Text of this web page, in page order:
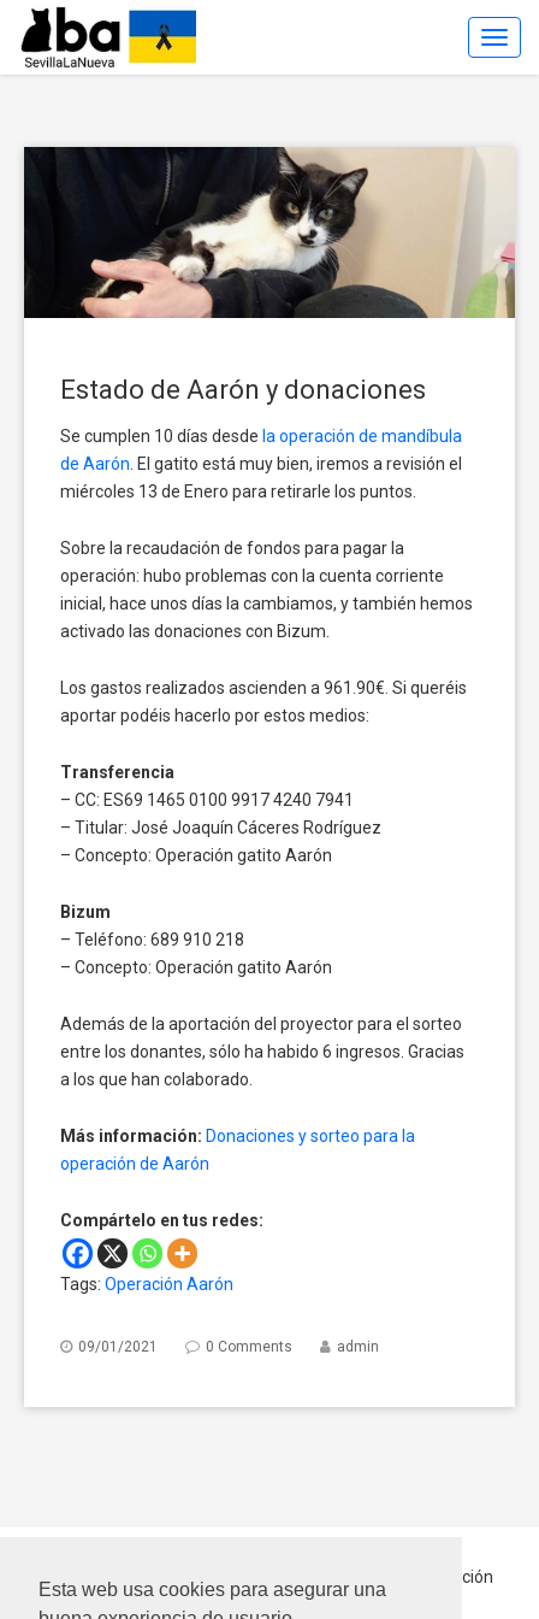
Esta web usa cookies para asegurar una
Estado de Aarón y donaciones
Se cumplen 10 días desde la operación de mandíbula
de Aarón. El gatito está muy bien, iremos a revisión el
miércoles 13 de Enero para retirarle los puntos.
Sobre la recaudación de fondos para pagar la
operación: hubo problemas con la cuenta corriente
inicial, hace unos días la cambiamos, y también hemos
activado las donaciones con Bizum.
Los gastos realizados ascienden a 961.90€. Si queréis
aportar podéis hacerlo por estos medios:
Transferencia
– CC: ES69 1465 0100 9917 4240 7941
– Titular: José Joaquín Cáceres Rodríguez
– Concepto: Operación gatito Aarón
Bizum
– Teléfono: 689 910 218
– Concepto: Operación gatito Aarón
Además de la aportación del proyector para el sorteo
entre los donantes, sólo ha habido 6 ingresos. Gracias
a los que han colaborado.
Más información: Donaciones y sorteo para la
operación de Aarón
Compártelo en tus redes:
Tags: Operación Aarón
09/01/2021 0 Comments admin
Inicio Quiénes somos En Adopción